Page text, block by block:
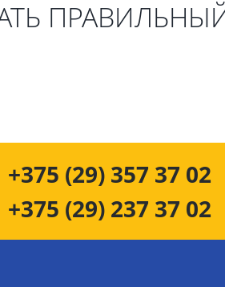
+375 (29) 357 37 02
+375 (29) 237 37 02